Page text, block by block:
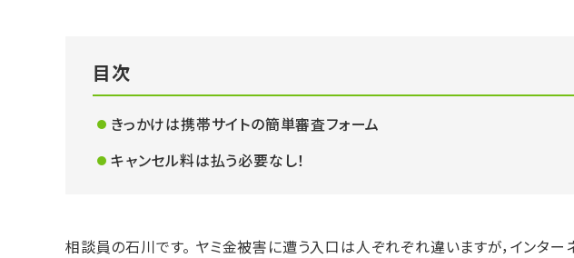
目次
きっかけは携帯サイトの簡単審査フォーム
キャンセル料は払う必要なし！
相談員の石川です。 ヤミ金被害に遭う入口は人ぞれぞれ違いますが，インター